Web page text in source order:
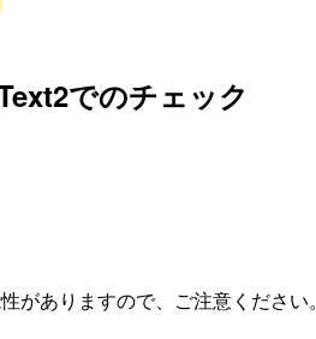
でのチェック
がありますので、ご注意ください。